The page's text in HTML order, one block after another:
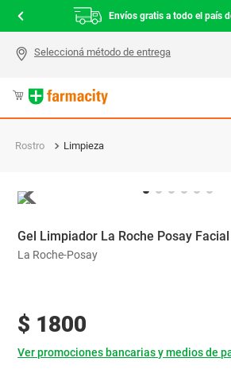
Envíos gratis a todo el país
Rostro Limpieza
Gel Limpiador La Roche Posay
La Roche-Posay
$ 1800
Ver promociones bancarias y medios de